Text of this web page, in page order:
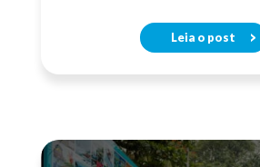
Leia o post